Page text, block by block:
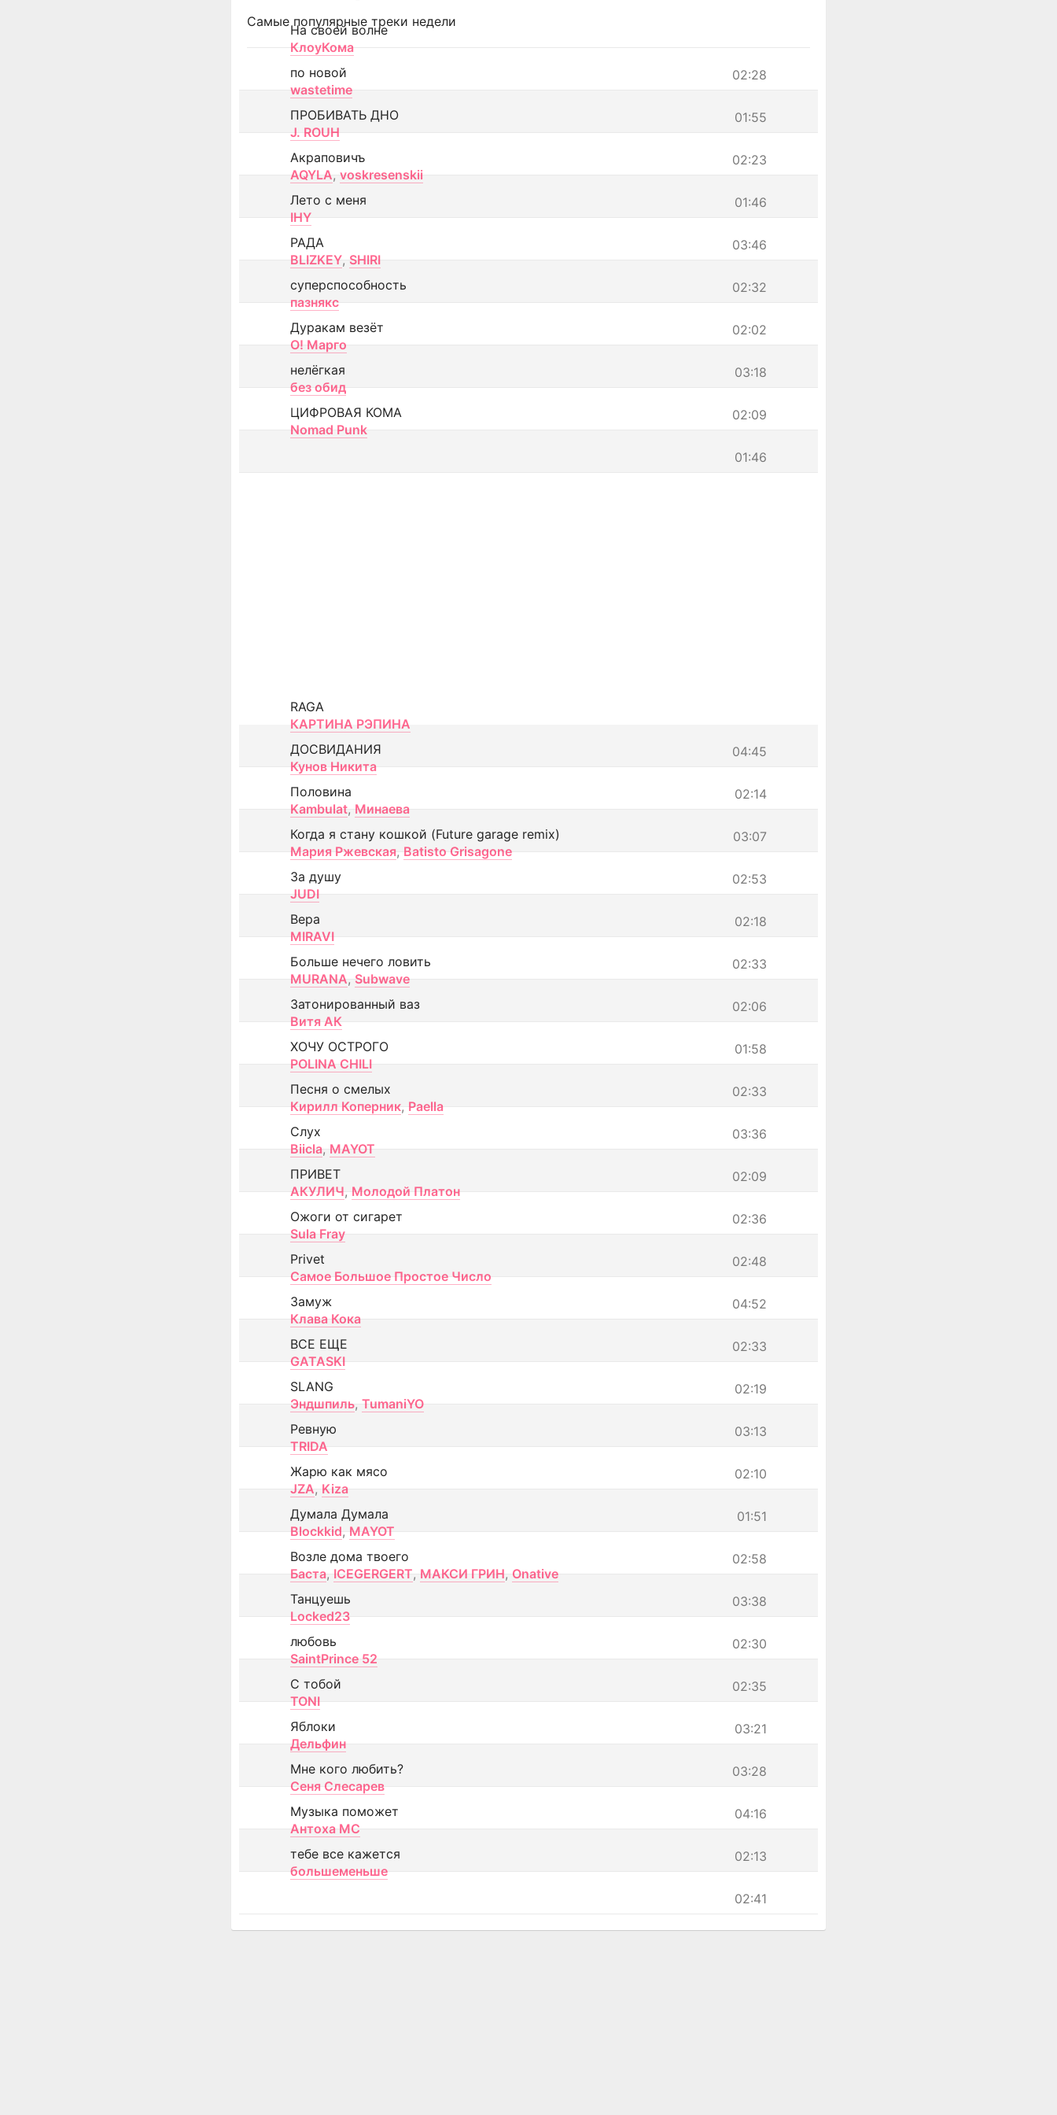
Самые популярные треки недели
На своей волне
КлоуКома
02:28
по новой
wastetime
01:55
ПРОБИВАТЬ ДНО
J. ROUH
02:23
Акраповичъ
AQYLA, voskresenskii
01:46
Лето с меня
IHY
03:46
РАДА
BLIZKEY, SHIRI
02:32
суперспособность
пазнякс
02:02
Дуракам везёт
О! Марго
03:18
нелёгкая
без обид
02:09
ЦИФРОВАЯ КОМА
Nomad Punk
01:46
RAGA
КАРТИНА РЭПИНА
04:45
ДОСВИДАНИЯ
Кунов Никита
02:14
Половина
Kambulat, Минаева
03:07
Когда я стану кошкой (Future garage remix)
Мария Ржевская, Batisto Grisagone
02:53
За душу
JUDI
02:18
Вера
MIRAVI
02:33
Больше нечего ловить
MURANA, Subwave
02:06
Затонированный ваз
Витя АК
01:58
ХОЧУ ОСТРОГО
POLINA CHILI
02:33
Песня о смелых
Кирилл Коперник, Paella
03:36
Слух
Biicla, MAYOT
02:09
ПРИВЕТ
АКУЛИЧ, Молодой Платон
02:36
Ожоги от сигарет
Sula Fray
02:48
Privet
Самое Большое Простое Число
04:52
Замуж
Клава Кока
02:33
ВСЕ ЕЩЕ
GATASKI
02:19
SLANG
Эндшпиль, TumaniYO
03:13
Ревную
TRIDA
02:10
Жарю как мясо
JZA, Kiza
01:51
Думала Думала
Blockkid, MAYOT
02:58
Возле дома твоего
Баста, ICEGERGERT, МАКСИ ГРИН, Onative
03:38
Танцуешь
Locked23
02:30
любовь
SaintPrince 52
02:35
С тобой
TONI
03:21
Яблоки
Дельфин
03:28
Мне кого любить?
Сеня Слесарев
04:16
Музыка поможет
Антоха МС
02:13
тебе все кажется
большеменьше
02:41